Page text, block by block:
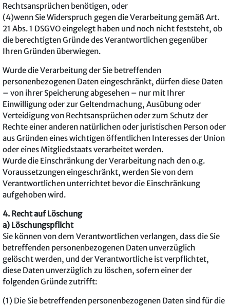
Rechtsansprüchen benötigen, oder
(4)wenn Sie Widerspruch gegen die Verarbeitung gemäß Art.
21 Abs. 1 DSGVO eingelegt haben und noch nicht feststeht, ob
die berechtigten Gründe des Verantwortlichen gegenüber
Ihren Gründen überwiegen.
Wurde die Verarbeitung der Sie betreffenden
personenbezogenen Daten eingeschränkt, dürfen diese Daten
– von ihrer Speicherung abgesehen – nur mit Ihrer
Einwilligung oder zur Geltendmachung, Ausübung oder
Verteidigung von Rechtsansprüchen oder zum Schutz der
Rechte einer anderen natürlichen oder juristischen Person oder
aus Gründen eines wichtigen öffentlichen Interesses der Union
oder eines Mitgliedstaats verarbeitet werden.
Wurde die Einschränkung der Verarbeitung nach den o.g.
Voraussetzungen eingeschränkt, werden Sie von dem
Verantwortlichen unterrichtet bevor die Einschränkung
aufgehoben wird.
4. Recht auf Löschung
a) Löschungspflicht
Sie können von dem Verantwortlichen verlangen, dass die Sie
betreffenden personenbezogenen Daten unverzüglich
gelöscht werden, und der Verantwortliche ist verpflichtet,
diese Daten unverzüglich zu löschen, sofern einer der
folgenden Gründe zutrifft:
(1) Die Sie betreffenden personenbezogenen Daten sind für die